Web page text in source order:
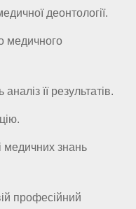
деонтології.
медичного
її результатів.
медичних знань
професійний